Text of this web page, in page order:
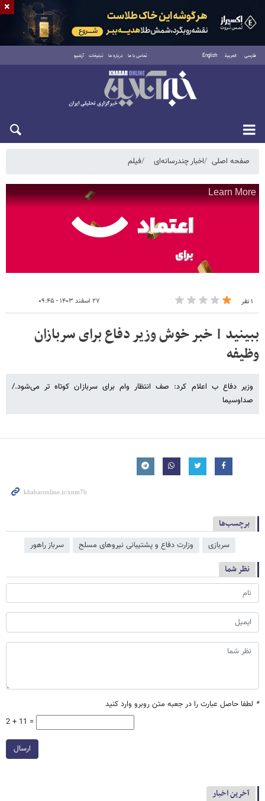
فارسی العربية English تماس با ما درباره ما تبلیغات آرشیو
یکشنبه ۱۸ مرداد ۱۴۰۵
صفحه اصلی اخبار چندرسانه‌ای فیلم
۱ نفر ۲۷ اسفند ۱۴۰۳ - ۰۹:۴۵
ببینید | خبر خوش وزیر دفاع برای سربازان
وظیفه
وزیر دفاع ب اعلام کرد: صف انتظار وام برای سربازان کوتاه تر می‌شود./
صداوسیما
برچسب‌ها
سربازی وزارت دفاع و پشتیبانی نیروهای مسلح سرباز راهور
نظر شما
* لطفا حاصل عبارت را در جعبه متن روبرو وارد کنید
2 + 11 =
ارسال
آخرین اخبار
×